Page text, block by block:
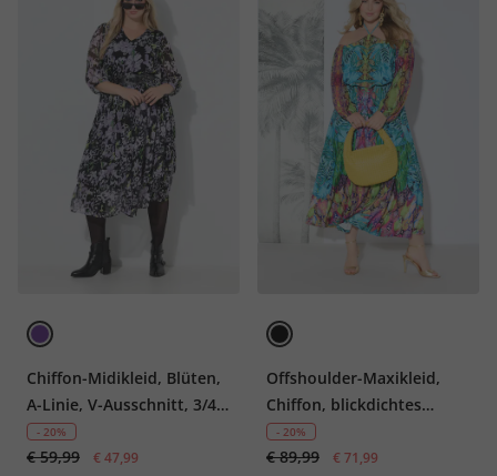
Chiffon-Midikleid, Blüten,
A-Linie, V-Ausschnitt, 3/4-
Arm
- 20%
€ 59,99 € 47,99
Offshoulder-Maxikleid,
Chiffon, blickdichtes
Unterkleid
- 20%
€ 89,99 € 71,99